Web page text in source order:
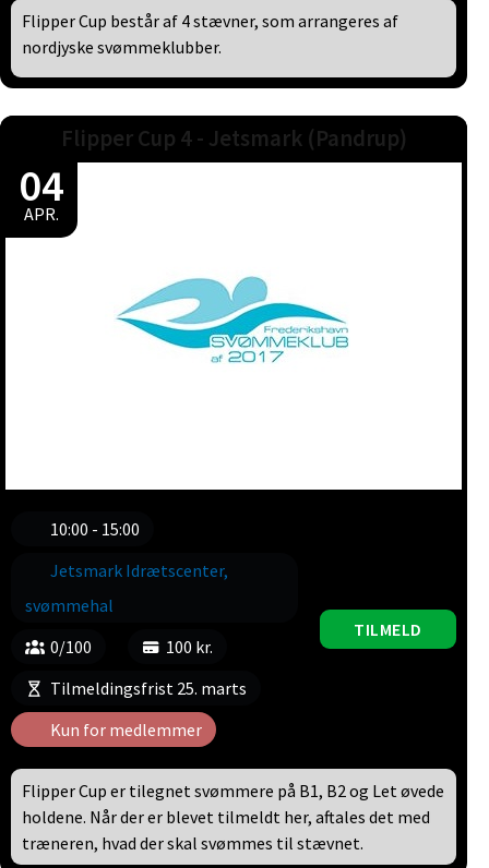
Flipper Cup består af 4 stævner, som arrangeres af
nordjyske svømmeklubber.
Flipper Cup 4 - Jetsmark (Pandrup)
04
APR.
10:00 - 15:00
Jetsmark Idrætscenter,
svømmehal
0/100
100 kr.
Tilmeldingsfrist 25. marts
Kun for medlemmer
TILMELD
Flipper Cup er tilegnet svømmere på B1, B2 og Let øvede
holdene. Når der er blevet tilmeldt her, aftales det med
træneren, hvad der skal svømmes til stævnet.